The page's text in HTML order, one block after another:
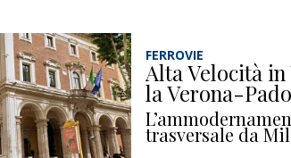
FERROVIE
Alta Velocità
la Verona-
trasversale da